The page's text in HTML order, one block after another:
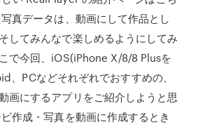
真データは、動画にして作品とし
してみんなで楽しめるようにしてみ
で今回、iOS(iPhone X/8/8 Plusを
、PCなどそれぞれでおすすめの、
画にするアプリをご紹介しようと思
作成・写真を動画に作成するとき